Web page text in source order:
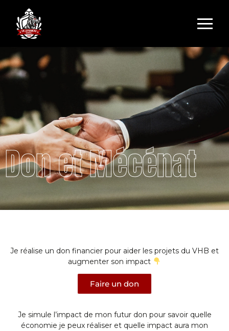
Don et Mécénat
Je réalise un don financier pour aider les projets du VHB et
augmenter son impact
Faire un don
Je simule l’impact de mon futur don pour savoir quelle
économie je peux réaliser et quelle impact aura mon